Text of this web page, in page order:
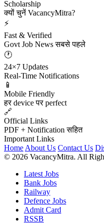
Scholarship
क्यों चुनें VacancyMitra?
⚡
Fast & Verified
Govt Job News सबसे पहले
🕐
24×7 Updates
Real-Time Notifications
📱
Mobile Friendly
हर device पर perfect
🔗
Official Links
PDF + Notification सहित
Important Links
Home About Us Contact Us
© 2026 VacancyMitra. All
Latest Jobs
Bank Jobs
Railway
Defence Jobs
Admit Card
RSSB